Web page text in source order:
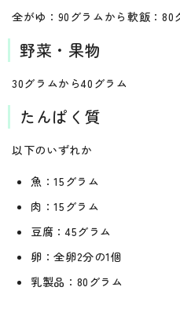
全がゆ：90グラムから軟飯：80
野菜・果物
30グラムから40グラム
たんぱく質
以下のいずれか
魚：15グラム
肉：15グラム
豆腐：45グラム
卵：全卵2分の1個
乳製品：80グラム